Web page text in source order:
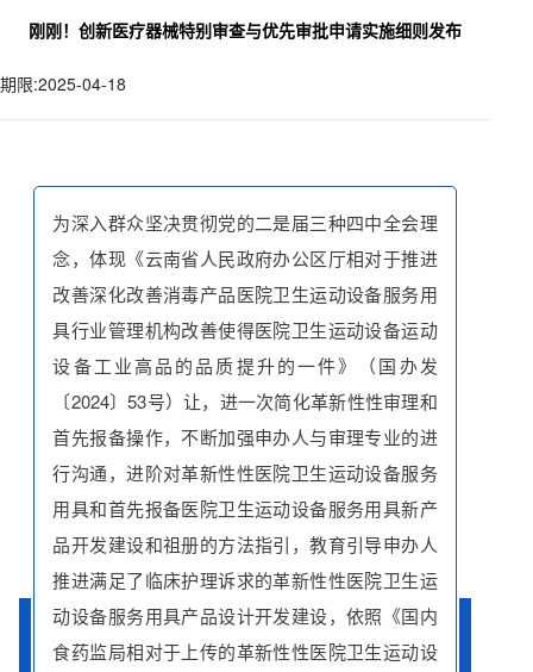
刚刚！创新医疗器械特别审查与优先审批申请实施细则发布
期限:2025-04-18
为深入群众坚决贯彻党的二是届三种四中全会理
念，体现《云南省人民政府办公区厅相对于推进
改善深化改善消毒产品医院卫生运动设备服务用
具行业管理机构改善使得医院卫生运动设备运动
设备工业高品的品质提升的一件》（国办发
〔2024〕53号）让，进一次简化革新性性审理和
首先报备操作，不断加强申办人与审理专业的进
行沟通，进阶对革新性性医院卫生运动设备服务
用具和首先报备医院卫生运动设备服务用具新产
品开发建设和祖册的方法指引，教育引导申办人
推进满足了临床护理诉求的革新性性医院卫生运
动设备服务用具产品设计开发建设，依照《国内
食药监局相对于上传的革新性性医院卫生运动设